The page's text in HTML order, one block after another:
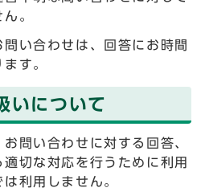
。
い合わせは、回答にお時間
す。
いについて
問い合わせに対する回答、
切な対応を行うために利用
利用しません。